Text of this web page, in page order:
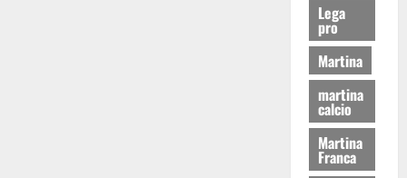
Lega
pro
Martina
martina
calcio
Martina
Franca